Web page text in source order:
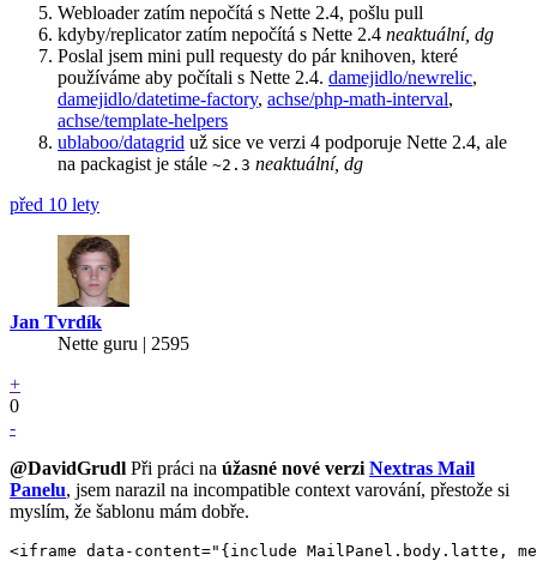
Webloader zatím nepočítá s Nette 2.4, pošlu pull
kdyby/replicator zatím nepočítá s Nette 2.4 neaktuální, dg
Poslal jsem mini pull requesty do pár knihoven, které
používáme aby počítali s Nette 2.4. damejidlo/newrelic,
damejidlo/datetime-factory, achse/php-math-interval,
achse/template-helpers
ublaboo/datagrid už sice ve verzi 4 podporuje Nette 2.4, ale
na packagist je stále ~2.3 neaktuální, dg
před 10 lety
Jan Tvrdík
Nette guru | 2595
+
0
-
@DavidGrudl Při práci na úžasné nové verzi Nextras Mail
Panelu, jsem narazil na incompatible context varování, přestože si
myslím, že šablonu mám dobře.